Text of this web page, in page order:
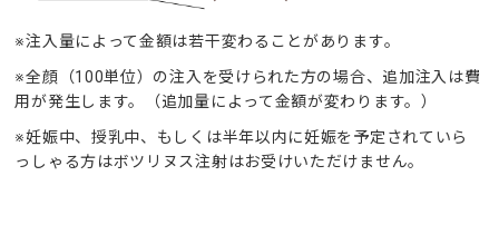
※注入量によって金額は若干変わることがあります。
※全顔（100単位）の注入を受けられた方の場合、追加注入は費
用が発生します。（追加量によって金額が変わります。）
※妊娠中、授乳中、もしくは半年以内に妊娠を予定されていら
っしゃる方はボツリヌス注射はお受けいただけません。